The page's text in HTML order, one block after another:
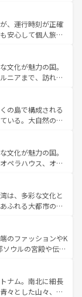
なる文化を体験で
報はコンテンツ一覧
新着の
ほしい。
雅なアフタヌーン
パブ、サッカー観
富。イギリスを旅
、運行時刻が正確
安心して個人旅行
ではのユニークな
町歩きも満喫する
価も高いが、旅行
なお、新
照してほしい。
文化が魅力の国。
ニアまで、訪れる
グ、エンターテイ
。一方、アメリカ
ニオンやイエロー
が融合した独特の
で異なる魅力を楽
感じることができ
。
の島で構成される
いる。大自然の神
地といえばオアフ
島やカウアイ島が
をはじめ、豊かな
てくれるハワイの
アンミュージッ
ハワイの魅力を彩
文化が魅力の国。
ペラハウス、オー
ル（エアーズロッ
ンズの熱帯雨林な
やワイン、オージ
サーフィンやダイ
きにはたまらな
に味わいつくそ
は、多彩な文化と
ふれる大都市の台
など、都市の喧騒
人に新しい発見と
台湾の食文化も魅
エティ豊かな料理
コンテンツ一覧を参
のファッションやK
ウルの宮殿や伝統
美を楽しむことが
ストリートフード
。夜には、韓国な
ナム。南北に細長
々とした山々、世